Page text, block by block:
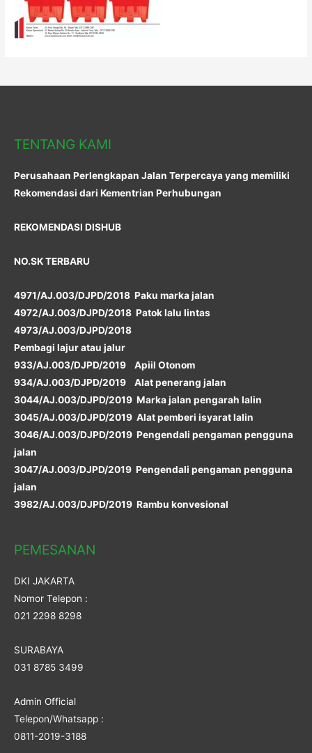
TENTANG KAMI
Perusahaan Perlengkapan Jalan Terpercaya yang memiliki
Rekomendasi dari Kementrian Perhubungan
REKOMENDASI DISHUB
NO.SK TERBARU
4971/AJ.003/DJPD/2018 Paku marka jalan
4972/AJ.003/DJPD/2018 Patok lalu lintas
4973/AJ.003/DJPD/2018
Pembagi lajur atau jalur
933/AJ.003/DJPD/2019 Apiil Otonom
934/AJ.003/DJPD/2019 Alat penerang jalan
3044/AJ.003/DJPD/2019 Marka jalan pengarah lalin
3045/AJ.003/DJPD/2019 Alat pemberi isyarat lalin
3046/AJ.003/DJPD/2019 Pengendali pengaman pengguna
jalan
3047/AJ.003/DJPD/2019 Pengendali pengaman pengguna
jalan
3982/AJ.003/DJPD/2019 Rambu konvesional
PEMESANAN
DKI JAKARTA
Nomor Telepon :
021 2298 8298
SURABAYA
031 8785 3499
Admin Official
Telepon/Whatsapp :
0811-2019-3188